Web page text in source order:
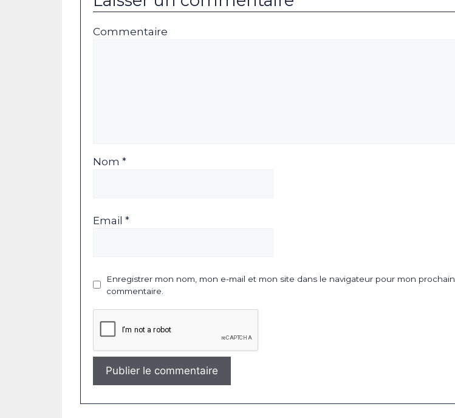
Commentaire
Nom *
Email *
Enregistrer mon nom, mon e-mail et mon site dans le navigateur pour mon prochain
commentaire.